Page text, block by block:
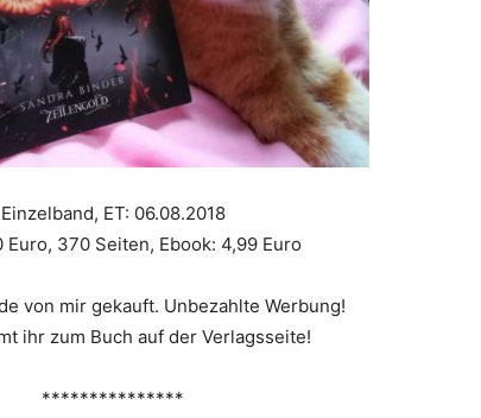
Einzelband, ET: 06.08.2018
Euro, 370 Seiten, Ebook: 4,99 Euro
von mir gekauft. Unbezahlte Werbung!
ihr zum Buch auf der Verlagsseite!
***************